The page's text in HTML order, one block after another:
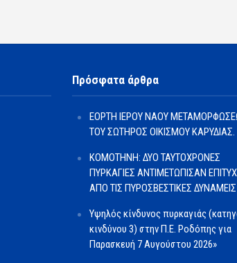
Πρόσφατα άρθρα
ΕΟΡΤΗ ΙΕΡΟΥ ΝΑΟΥ
ΤΟΥ ΣΩΤΗΡΟΣ ΟΙΚΙΣΜΟΥ ΚΑΡΥΔΙΑΣ.
ΚΟΜΟΤΗΝΗ: ΔΥΟ ΤΑΥΤΟΧΡΟΝΕΣ
ΠΥΡΚΑΓΙΕΣ ΑΝΤΙΜΕΤΩΠΙΣΑΝ
ΑΠΟ ΤΙΣ ΠΥΡΟΣΒΕΣΤΙΚΕΣ ΔΥΝΑΜΕΙΣ
Υψηλός κίνδυνος πυρκαγιάς
κινδύνου 3) στην Π.Ε. Ροδόπης για
Παρασκευή 7 Αυγούστου 2026»